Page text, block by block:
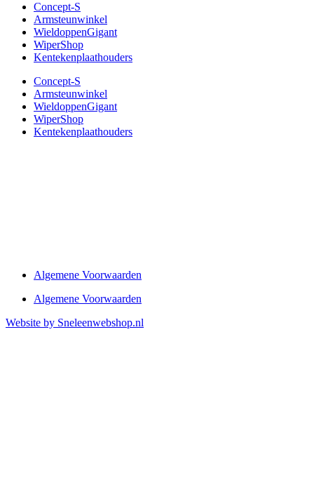
Concept-S
Armsteunwinkel
WieldoppenGigant
WiperShop
Kentekenplaathouders
Concept-S
Armsteunwinkel
WieldoppenGigant
WiperShop
Kentekenplaathouders
Algemene Voorwaarden
Algemene Voorwaarden
Website by Sneleenwebshop.nl